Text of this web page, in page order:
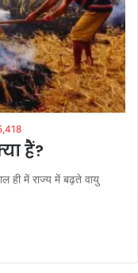
हैं?
ही में राज्य में बढ़ते वायु